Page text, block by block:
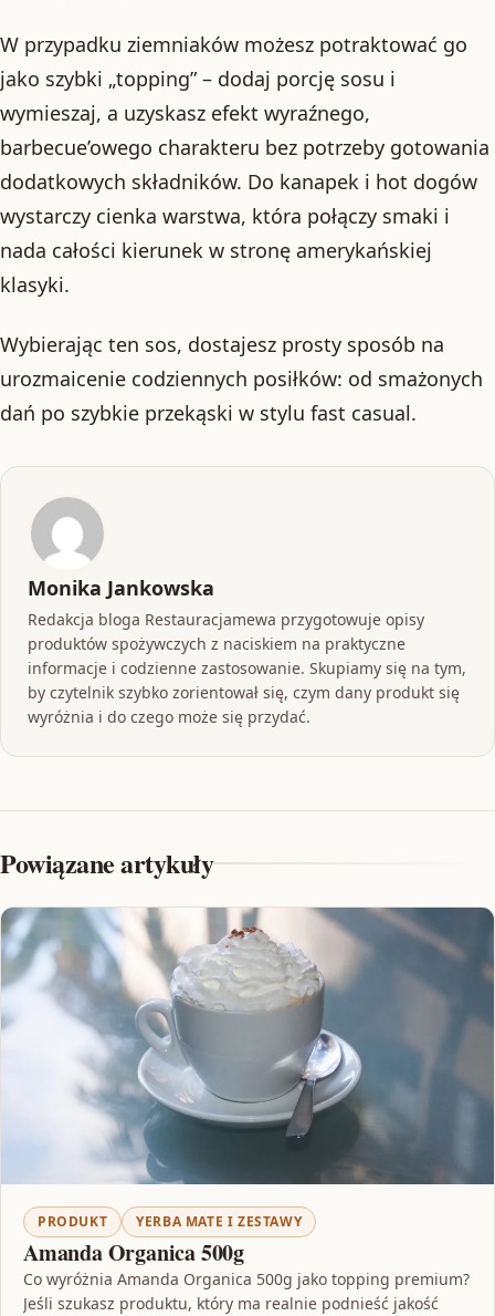
W przypadku ziemniaków możesz potraktować go
jako szybki „topping” – dodaj porcję sosu i
wymieszaj, a uzyskasz efekt wyraźnego,
barbecue’owego charakteru bez potrzeby gotowania
dodatkowych składników. Do kanapek i hot dogów
wystarczy cienka warstwa, która połączy smaki i
nada całości kierunek w stronę amerykańskiej
klasyki.
Wybierając ten sos, dostajesz prosty sposób na
urozmaicenie codziennych posiłków: od smażonych
dań po szybkie przekąski w stylu fast casual.
Monika Jankowska
Redakcja bloga Restauracjamewa przygotowuje opisy
produktów spożywczych z naciskiem na praktyczne
informacje i codzienne zastosowanie. Skupiamy się na tym,
by czytelnik szybko zorientował się, czym dany produkt się
wyróżnia i do czego może się przydać.
Powiązane artykuły
PRODUKT YERBA MATE I ZESTAWY
Amanda Organica 500g
Co wyróżnia Amanda Organica 500g jako topping premium?
Jeśli szukasz produktu, który ma realnie podnieść jakość